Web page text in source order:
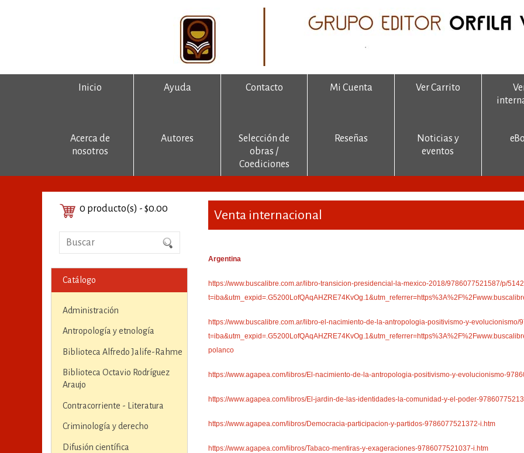
Inicio Ayuda Contacto Mi Cuenta Ver Carrito
Acerca de
nosotros
Autores
Selección de
obras /
Coediciones
Reseñas
Noticias y
eventos
0 producto(s) - $0.00
Catálogo
Administración
Antropología y etnología
Biblioteca Alfredo Jalife-Rahme
Biblioteca Octavio Rodríguez
Araujo
Contracorriente - Literatura
Criminología y derecho
Difusión científica
Venta internacional
Argentina
https://www.buscalibre.com.ar/libro-transicion-presidencial-la-mexico-2018/9786077521587/p/
https://www.buscalibre.com.ar/libro-el-nacimiento-de-la-antropologia-positivismo-y-
polanco
https://www.agapea.com/libros/El-nacimiento-de-la-antropologia-positivismo-y-evolucionismo-
https://www.agapea.com/libros/El-jardin-de-las-identidades-la-comunidad-y-el-poder-
https://www.agapea.com/libros/Democracia-participacion-y-partidos-9786077521372-i.htm
https://www.agapea.com/libros/Tabaco-mentiras-y-exageraciones-9786077521037-i.htm